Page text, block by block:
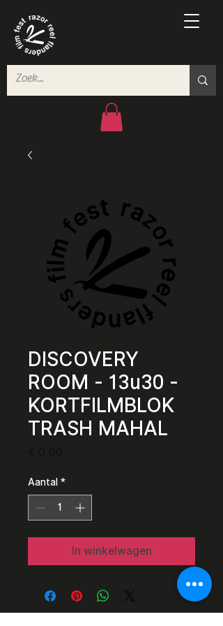
DISCOVERY
ROOM - 13u30 -
KORTFILMBLOK
TRASH MAHAL
Aantal *
In winkelwagen